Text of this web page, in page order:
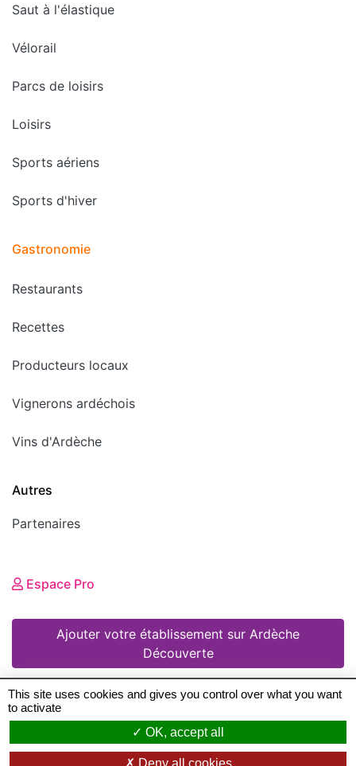
Saut à l'élastique
Vélorail
Parcs de loisirs
Loisirs
Sports aériens
Sports d'hiver
Gastronomie
Restaurants
Recettes
Producteurs locaux
Vignerons ardéchois
Vins d'Ardèche
Autres
Partenaires
Espace Pro
Ajouter votre établissement sur Ardèche
Découverte
© 2008 - 2026 Ardèche Découverte •
légales•Conditions Générales d'Utilisation•
This site uses cookies and gives you control over what you want
to activate
OK, accept all
Deny all cookies